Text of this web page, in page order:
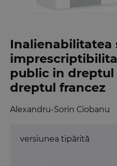
Inalienabilitatea
public in dreptul
dreptul francez
Alexandru-Sorin Ciobanu
versiunea tipărită